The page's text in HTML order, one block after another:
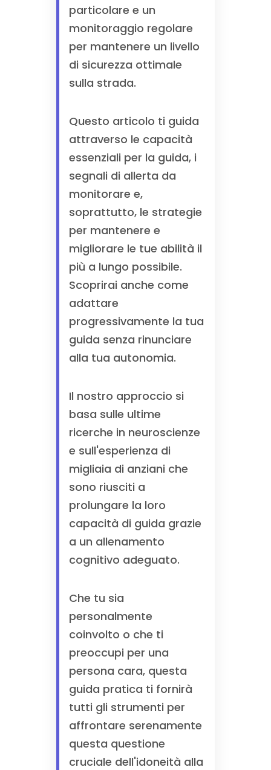
particolare e un
monitoraggio regolare
per mantenere un livello
di sicurezza ottimale
sulla strada.
Questo articolo ti guida
attraverso le capacità
essenziali per la guida, i
segnali di allerta da
monitorare e,
soprattutto, le strategie
per mantenere e
migliorare le tue abilità il
più a lungo possibile.
Scoprirai anche come
adattare
progressivamente la tua
guida senza rinunciare
alla tua autonomia.
Il nostro approccio si
basa sulle ultime
ricerche in neuroscienze
e sull'esperienza di
migliaia di anziani che
sono riusciti a
prolungare la loro
capacità di guida grazie
a un allenamento
cognitivo adeguato.
Che tu sia
personalmente
coinvolto o che ti
preoccupi per una
persona cara, questa
guida pratica ti fornirà
tutti gli strumenti per
affrontare serenamente
questa questione
cruciale dell'idoneità alla